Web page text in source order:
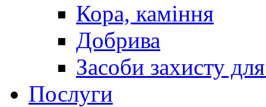
Кора, каміння
Добрива
Засоби захисту
Послуги